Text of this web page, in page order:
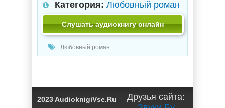
Категория: Любовный роман
Слушать аудиокнигу онлайн
Любовный роман
2023 AudioknigiVse.Ru
Друзья сайта: